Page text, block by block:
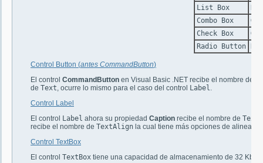
List Box
Combo Box
Check Box
Radio Button
Control Button (antes CommandButton)
El control CommandButton en Visual Basic .NET recibe el nombre de
de Text, ocurre lo mismo para el caso del control Label.
Control Label
El control Label ahora su propiedad Caption recibe el nombre de Text
recibe el nombre de TextAlign la cual tiene más opciones de
Control TextBox
El control TextBox tiene una capacidad de almacenamiento de 32